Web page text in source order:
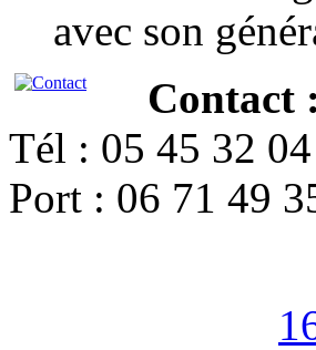
avec son
Contact :
Tél : 05 45 32
Port : 06 71 49